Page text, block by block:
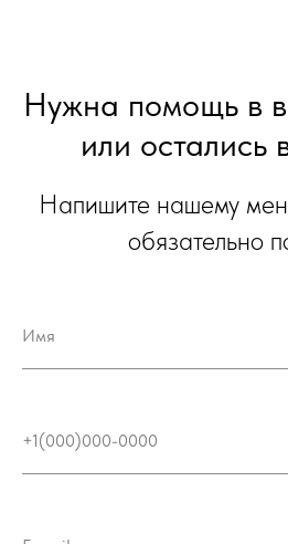
Нужна помощь в
или остались
Напишите нашему
обязательно